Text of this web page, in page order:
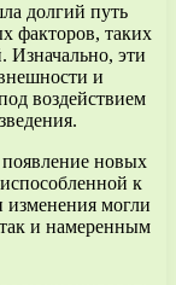
долгий путь
факторов, таких
Изначально, эти
и
воздействием
новых
к
изменения могли
и намеренным